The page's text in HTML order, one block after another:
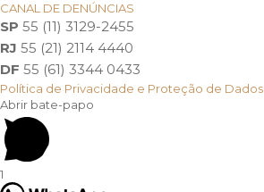
CANAL DE DENÚNCIAS
SP 55 (11) 3129-2455
RJ 55 (21) 2114 4440
DF 55 (61) 3344 0433
Política de Privacidade e Proteção de Dados
Abrir bate-papo
1